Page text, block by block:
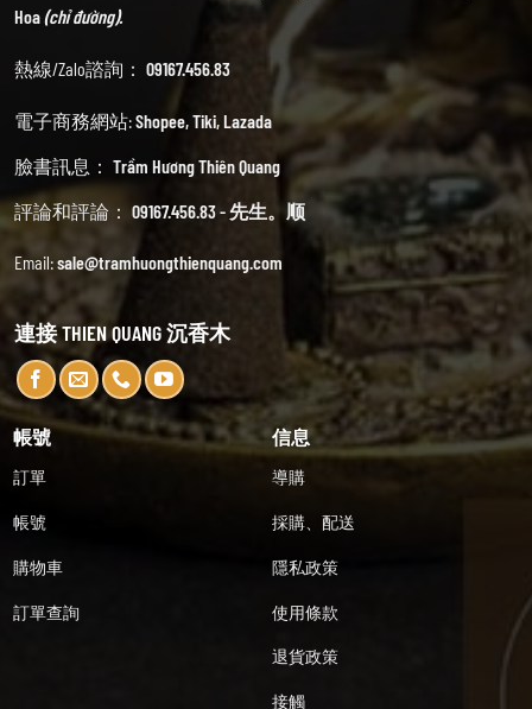
Hoa(chỉ đường).
熱線/Zalo諮詢： 09167.456.83
電子商務網站:Shopee,Tiki,Lazada
臉書訊息： Trầm Hương Thiên Quang
評論和評論： 09167.456.83 - 先生。顺
Email:sale@tramhuongthienquang.com
連接 THIEN QUANG 沉香木
帳號
訂單
帳號
購物車
訂單查詢
信息
導購
採購、配送
隱私政策
使用條款
退貨政策
接觸